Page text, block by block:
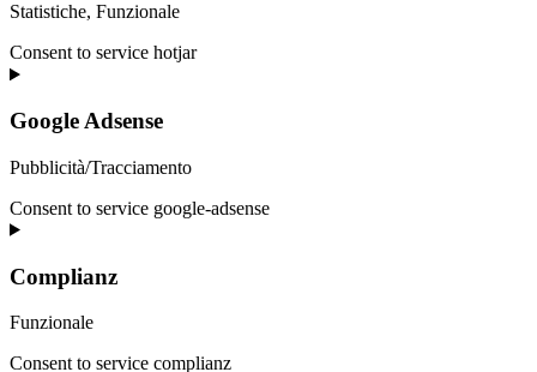
Statistiche, Funzionale
Consent to service hotjar
Google Adsense
Pubblicità/Tracciamento
Consent to service google-adsense
Complianz
Funzionale
Consent to service complianz